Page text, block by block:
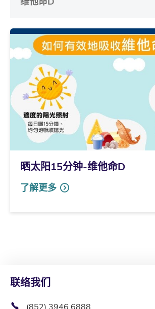
晒太阳15分钟-维他命D
了解更多
联络我们
(852) 3946 6888